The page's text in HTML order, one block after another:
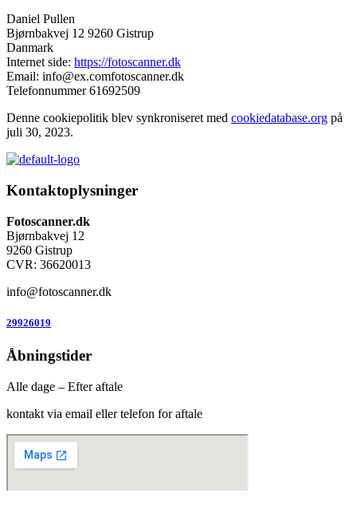
Daniel Pullen
Bjørnbakvej 12 9260 Gistrup
Danmark
Internet side: https://fotoscanner.dk
Email: info@ex.comfotoscanner.dk
Telefonnummer 61692509
Denne cookiepolitik blev synkroniseret med cookiedatabase.org på
juli 30, 2023.
Kontaktoplysninger
Fotoscanner.dk
Bjørnbakvej 12
9260 Gistrup
CVR: 36620013
info@fotoscanner.dk
29926019
Åbningstider
Alle dage – Efter aftale
kontakt via email eller telefon for aftale